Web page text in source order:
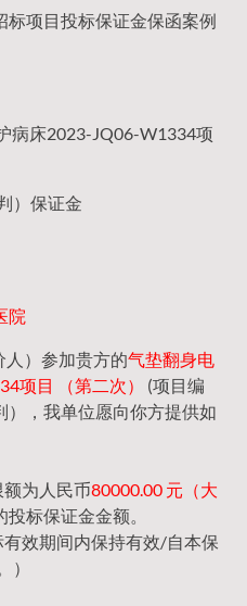
标项目投标保证金保函案例
病床2023-JQ06-W1334项
）保证金
院
人）参加贵方的气垫翻身电
项目 （第二次）
(项目编
，我单位愿向你方提供如
为人民币80000.00 元（大
投标保证金金额。
效期间内保持有效/自本保
）